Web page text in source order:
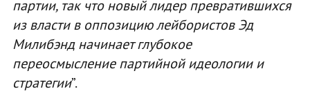
партии, так что новый лидер превратившихся
из власти в оппозицию лейбористов Эд
Милибэнд начинает глубокое
переосмысление партийной идеологии и
стратегии”.